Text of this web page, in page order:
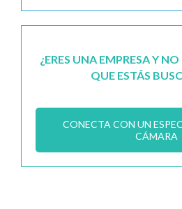
¿ERES UNA EMPRESA Y
QUE ESTÁS
CONECTA CON UN
CÁMARA